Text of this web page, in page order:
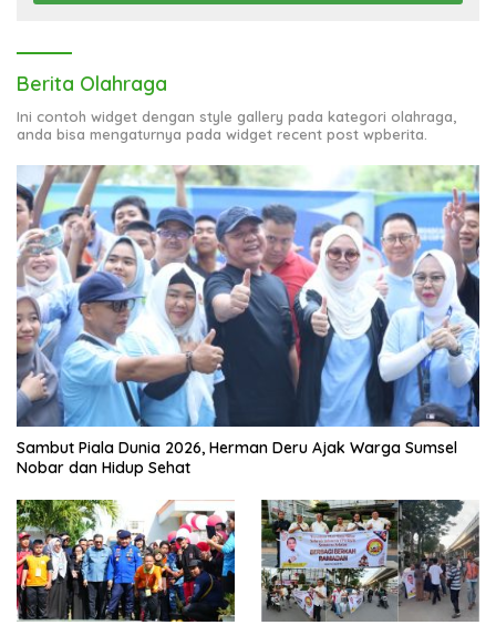
Berita Olahraga
Ini contoh widget dengan style gallery pada kategori olahraga,
anda bisa mengaturnya pada widget recent post wpberita.
Sambut Piala Dunia 2026, Herman Deru Ajak Warga Sumsel
Nobar dan Hidup Sehat